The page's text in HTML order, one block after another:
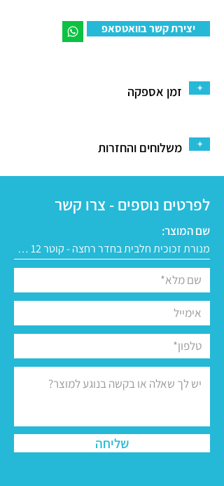
יצירת קשר בוואטסאפ
זמן אספקה +
משלוחים והחזרות +
לפרטים נוספים - צרו קשר
שם המוצר:
שליחה